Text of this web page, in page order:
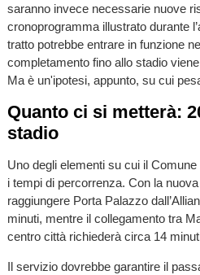
saranno invece necessarie nuove
cronoprogramma illustrato durante
tratto potrebbe entrare in funzione
completamento fino allo stadio
Ma è un'ipotesi, appunto, su cui
Quanto ci si metterà:
stadio
Uno degli elementi su cui il
i tempi di percorrenza. Con la
raggiungere Porta Palazzo
minuti, mentre il collegamento tra
centro città richiederà circa 14
Il servizio dovrebbe garantire il